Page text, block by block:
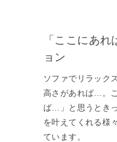
「ここにあ
ョン
ソファでリラック
高さがあれば…。
ば…」と思うとき
を叶えてくれる様
ています。